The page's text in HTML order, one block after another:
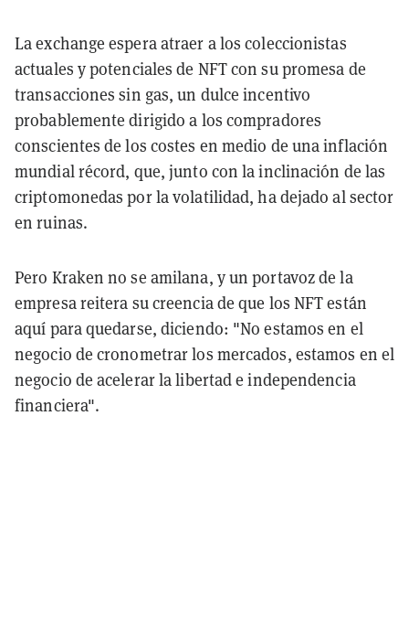
La exchange espera atraer a los coleccionistas
actuales y potenciales de NFT con su promesa de
transacciones sin gas, un dulce incentivo
probablemente dirigido a los compradores
conscientes de los costes en medio de una inflación
mundial récord, que, junto con la inclinación de las
criptomonedas por la volatilidad, ha dejado al sector
en ruinas.
Pero Kraken no se amilana, y un portavoz de la
empresa reitera su creencia de que los NFT están
aquí para quedarse, diciendo: "No estamos en el
negocio de cronometrar los mercados, estamos en el
negocio de acelerar la libertad e independencia
financiera".